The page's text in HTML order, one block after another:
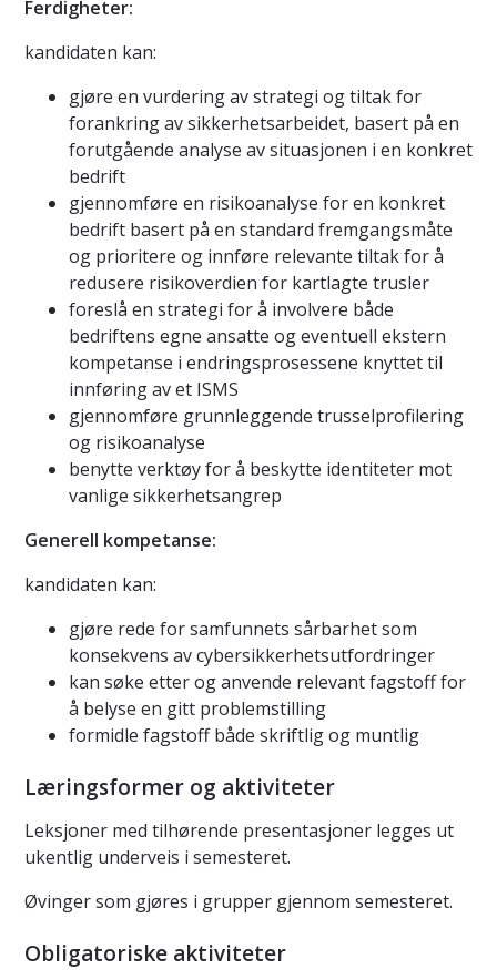
Ferdigheter:
kandidaten kan:
gjøre en vurdering av strategi og tiltak for
forankring av sikkerhetsarbeidet, basert på en
forutgående analyse av situasjonen i en konkret
bedrift
gjennomføre en risikoanalyse for en konkret
bedrift basert på en standard fremgangsmåte
og prioritere og innføre relevante tiltak for å
redusere risikoverdien for kartlagte trusler
foreslå en strategi for å involvere både
bedriftens egne ansatte og eventuell ekstern
kompetanse i endringsprosessene knyttet til
innføring av et ISMS
gjennomføre grunnleggende trusselprofilering
og risikoanalyse
benytte verktøy for å beskytte identiteter mot
vanlige sikkerhetsangrep
Generell kompetanse:
kandidaten kan:
gjøre rede for samfunnets sårbarhet som
konsekvens av cybersikkerhetsutfordringer
kan søke etter og anvende relevant fagstoff for
å belyse en gitt problemstilling
formidle fagstoff både skriftlig og muntlig
Læringsformer og aktiviteter
Leksjoner med tilhørende presentasjoner legges ut
ukentlig underveis i semesteret.
Øvinger som gjøres i grupper gjennom semesteret.
Obligatoriske aktiviteter